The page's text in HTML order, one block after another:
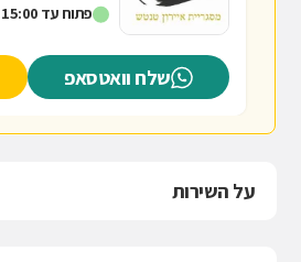
פתוח עד 15:00
שלח וואטסאפ
על השירות